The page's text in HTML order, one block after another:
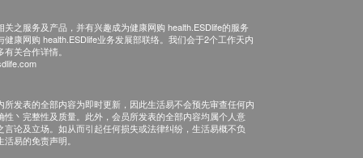
关之服务及产品，并有兴趣成为健康网购 health.ESDlife的服务
健康网购 health.ESDlife业务发展部联络。我们会于2个工作天内
关合作详情。
所发表的全部内容为即时更新，因此生活易不会预先审查任何内
性丶完整性及质量。此外，会员所发表的全部内容均属个人意
言论及立场。如从而引起任何损失或法律纠纷，生活易概不负
易的免责声明。